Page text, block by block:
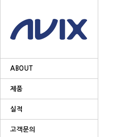
ABOUT
제품
실적
고객문의